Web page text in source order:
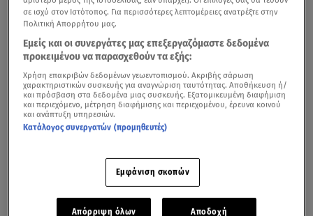
Μαζαρίστάθηκαν στο πλευρό των κοριτσιών. Παρόλα
αυτά, οι εντάσεις, ο εκνευρισμός και τα κλάματα δεν
έλειψαν.
Τα μοντέλα έπρεπε να αφεθούν στα χέρια των ειδικών
τουGNTM, προκειμένου να μεταμορφωθούν σε super
models.
οποία, προς έκπληξη όλων, ήθελε να κόψει τα μαλλιά
της αγορέ, ενώ οι κριτές της πρότειναν κάτι εντελώς
διαφορετικό: μακριά μαλλιά με αφέλεις.
σε ισχύ στον Ιστότοπος. Για περισσότερες λεπτομέρειες ανατρέξτε στην
Πολιτική Απορρήτου μας.
Εμείς και οι συνεργάτες μας επεξεργαζόμαστε δεδομένα
προκειμένου να παρασχεθούν τα εξής:
Χρήση επακριβών δεδομένων γεωεντοπισμού. Ακριβής σάρωση
χαρακτηριστικών συσκευής για αναγνώριση ταυτότητας. Αποθήκευση ή/
και πρόσβαση στα δεδομένα μιας συσκευής. Εξατομικευμένη διαφήμιση
και περιεχόμενο, μέτρηση διαφήμισης και περιεχομένου, έρευνα κοινού
και ανάπτυξη υπηρεσιών.
Κατάλογος συνεργατών (προμηθευτές)
Εμφάνιση σκοπών
Απόρριψη όλων Αποδοχή